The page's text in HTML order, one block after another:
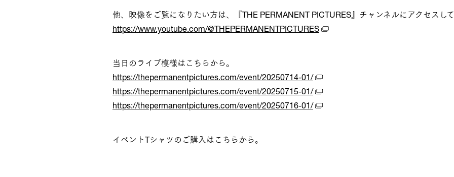
他、映像をご覧になりたい方は、『THE PERMANENT PICTURES』チャンネルにアクセスして
https://www.youtube.com/@THEPERMANENTPICTURES
当日のライブ模様はこちらから。
https://thepermanentpictures.com/event/20250714-01/
https://thepermanentpictures.com/event/20250715-01/
https://thepermanentpictures.com/event/20250716-01/
イベントTシャツのご購入はこちらから。